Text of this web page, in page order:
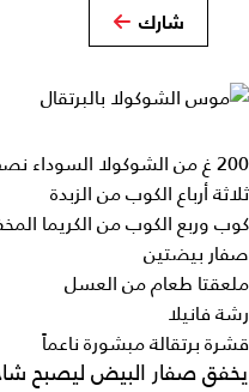
شارك
200 غ من الشوكولا السوداء نصف الحلوة
ثلاثة أرباع الكوب من الزبدة
كوب وربع الكوب من الكريما
صفار بيضتين
ملعقتا طعام من العسل
رشة فانيلا
قشرة برتقالة مبشورة ناعماً
يخفق صفار البيض ليصبح